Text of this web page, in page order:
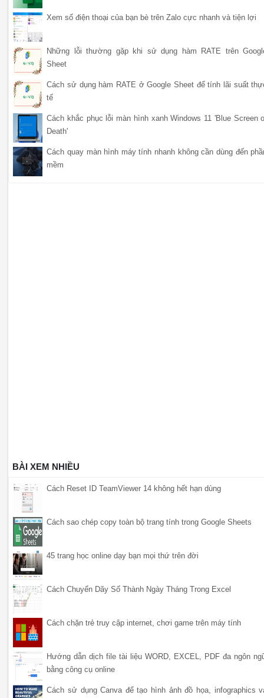
Xem số điện thoại của bạn bè trên Zalo cực nhanh và tiện lợi
Những lỗi thường gặp khi sử dụng hàm RATE trên
Sheet
Cách sử dụng hàm RATE ở Google Sheet để tính lãi suất
tế
Cách khắc phục lỗi màn hình xanh Windows 11 'Blue Screen
Death'
Cách quay màn hình máy tính nhanh không cần dùng đến
mềm
BÀI XEM NHIỀU
Cách Reset ID TeamViewer 14 không hết hạn dùng
Cách sao chép copy toàn bộ trang tính trong Google Sheets
45 trang học online dạy bạn mọi thứ trên đời
Cách Chuyển Dãy Số Thành Ngày Tháng Trong Excel
Cách chặn trẻ truy cập internet, chơi game trên máy tính
Hướng dẫn dịch file tài liệu WORD, EXCEL, PDF đa ngôn
bằng công cụ online
Cách sử dụng Canva để tạo hình ảnh đồ họa, infographics